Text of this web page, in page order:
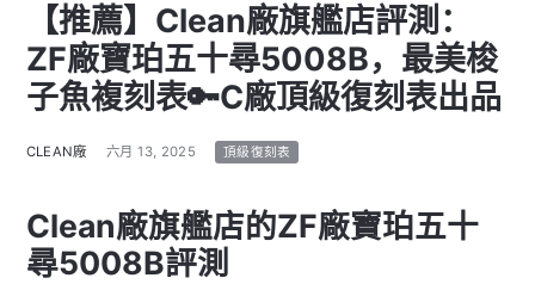
【推薦】Clean廠旗艦店評測：
ZF廠寶珀五十尋5008B，最美梭
子魚複刻表🔑C廠頂級復刻表出品
CLEAN廠 六月 13, 2025 頂級復刻表
Clean廠旗艦店的ZF廠寶珀五十
尋5008B評測